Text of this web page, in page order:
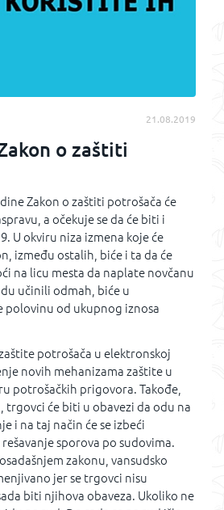
21.08.2019
o zaštiti
Zakon o zaštiti potrošača će
a očekuje se da će biti i
U okviru niza izmena koje će
između ostalih, biće i ta da će
na licu mesta da naplate novčanu
učinili odmah, biće u
polovinu od ukupnog iznosa
potrošača u elektronskoj
novih mehanizama zaštite u
potrošačkih prigovora. Takođe,
trgovci će biti u obavezi da odu na
i na taj način će se izbeći
sporova po sudovima.
zakonu, vansudsko
jer se trgovci nisu
biti njihova obaveza. Ukoliko ne